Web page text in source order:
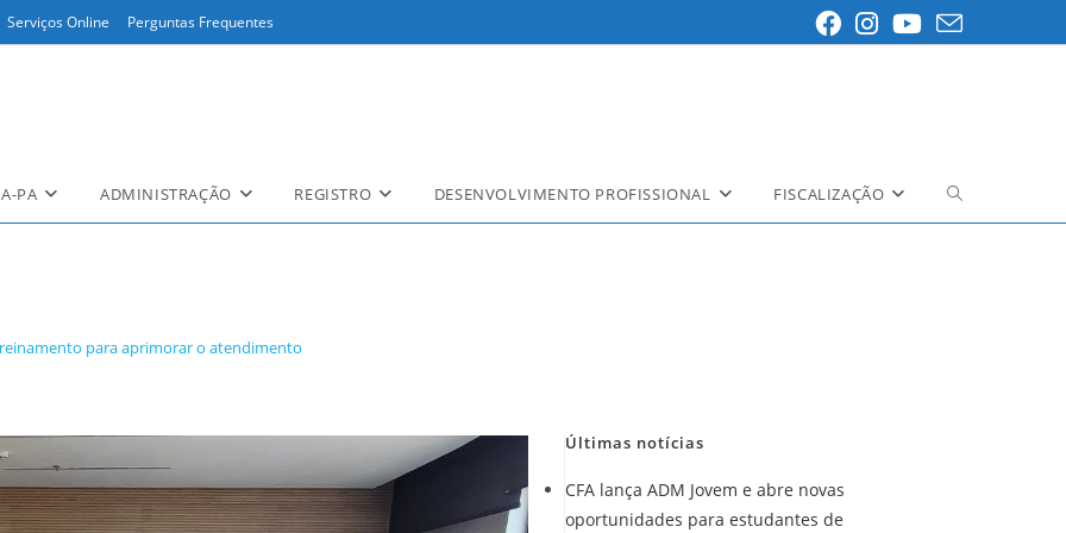
Serviços Online Perguntas Frequentes
PA ADMINISTRAÇÃO REGISTRO DESENVOLVIMENTO PROFISSIONAL FISCALIZAÇÃO Alternar
para aprimorar o atendimento
Últimas notícias
CFA lança ADM Jovem e abre novas
oportunidades para estudantes de